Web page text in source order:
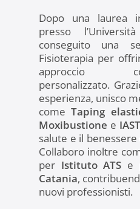
Dopo una laurea
presso
conseguito una
Fisioterapia per
approccio
personalizzato.
esperienza, unisco
comeTaping
Moxibustione e
salute e il
Collaboro inoltre
per Istituto ATS e
Catania,
nuovi professionisti.